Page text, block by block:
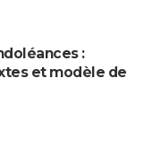
:
et modèle de